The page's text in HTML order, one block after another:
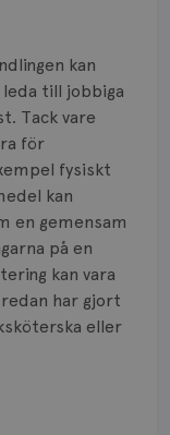
kan
till jobbiga
Tack vare
för
fysiskt
kan
en gemensam
på en
kan vara
har gjort
eller